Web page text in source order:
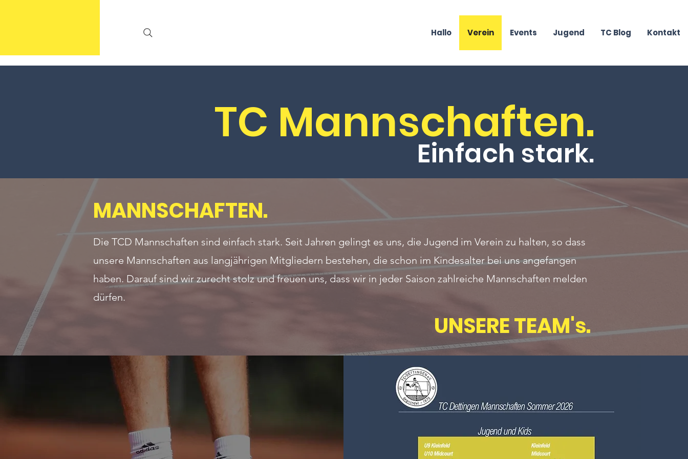
Hallo Verein Events Jugend TC Blog Kontakt
Einfach stark.
TC Mannschaften.
MANNSCHAFTEN.
Die TCD Mannschaften sind einfach stark. Seit Jahren gelingt es uns, die Jugend im Verein zu halten, so dass
unsere Mannschaften aus langjährigen Mitgliedern bestehen, die schon im Kindesalter bei uns angefangen
haben. Darauf sind wir zurecht stolz und freuen uns, dass wir in jeder Saison zahlreiche Mannschaften melden
dürfen.
UNSERE TEAM's.